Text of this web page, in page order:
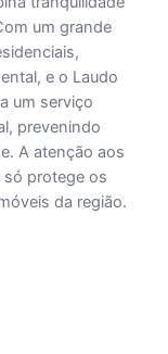
um grande
e o Laudo
um serviço
prevenindo
A atenção aos
só protege os
da região.